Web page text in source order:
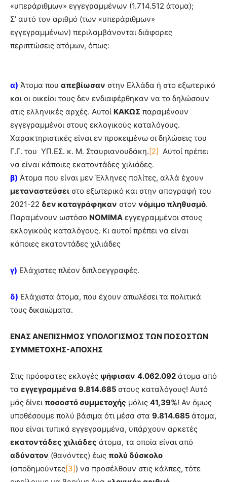
«υπεράριθμων» εγγεγραμμένων (1.714.512 άτομα);
Σ’ αυτό τον αριθμό (των «υπεράριθμων»
εγγεγραμμένων) περιλαμβάνονται διάφορες
περιπτώσεις ατόμων, όπως:
α) Άτομα που απεβίωσαν στην Ελλάδα ή στο εξωτερικό
και οι οικείοι τους δεν ενδιαφέρθηκαν να το δηλώσουν
στις ελληνικές αρχές. Αυτοί ΚΑΚΩΣ παραμένουν
εγγεγραμμένοι στους εκλογικούς καταλόγους.
Χαρακτηριστικές είναι εν προκειμένω οι δηλώσεις του
Γ.Γ. του ΥΠ.ΕΣ. κ. Μ. Σταυριανουδάκη.[2] Αυτοί πρέπει
να είναι κάποιες εκατοντάδες χιλιάδες.
β) Άτομα που είναι μεν Έλληνες πολίτες, αλλά έχουν
μεταναστεύσει στο εξωτερικό και στην απογραφή του
2021-22 δεν καταγράφηκαν στον νόμιμο πληθυσμό.
Παραμένουν ωστόσο ΝΟΜΙΜΑ εγγεγραμμένοι στους
εκλογικούς καταλόγους. Κι αυτοί πρέπει να είναι
κάποιες εκατοντάδες χιλιάδες
γ) Ελάχιστες πλέον διπλοεγγραφές.
δ) Ελάχιστα άτομα, που έχουν απωλέσει τα πολιτικά
τους δικαιώματα.
ΕΝΑΣ ΑΝΕΠΙΣΗΜΟΣ ΥΠΟΛΟΓΙΣΜΟΣ ΤΩΝ ΠΟΣΟΣΤΩΝ
ΣΥΜΜΕΤΟΧΗΣ-ΑΠΟΧΗΣ
Στις πρόσφατες εκλογές ψήφισαν 4.062.092 άτομα από
τα εγγεγραμμένα 9.814.685 στους καταλόγους! Αυτό
μάς δίνει ποσοστό συμμετοχής μόλις 41,39%! Αν όμως
υποθέσουμε πολύ βάσιμα ότι μέσα στα 9.814.685 άτομα,
που είναι τυπικά εγγεγραμμένα, υπάρχουν αρκετές
εκατοντάδες χιλιάδες άτομα, τα οποία είναι από
αδύνατον (θανόντες) έως πολύ δύσκολο
(αποδημούντες[3]) να προσέλθουν στις κάλπες, τότε